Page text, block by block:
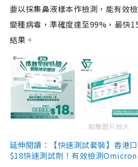
要以採集鼻液樣本作檢測，能有效
變種病毒，準確度達至99%，最快
結果。
點擊圖片放大
延伸閱讀：【快速測試套裝】香港
$18快速測試劑！有效檢測